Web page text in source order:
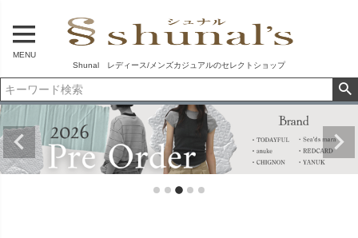
MENU
Shunal レディース/メンズカジュアルのセレクトショップ